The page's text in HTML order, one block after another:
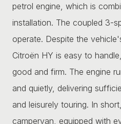
petrol engine, which is
installation. The coupled 3-
operate. Despite the
Citroën HY is easy to
good and firm. The engine
and quietly, delivering
and leisurely touring. In
campervan, equipped with